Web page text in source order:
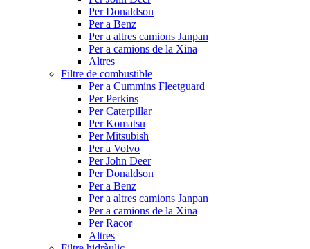
Per Donaldson
Per a Benz
Per a altres camions Janpan
Per a camions de la Xina
Altres
Filtre de combustible
Per a Cummins Fleetguard
Per Perkins
Per Caterpillar
Per Komatsu
Per Mitsubish
Per a Volvo
Per John Deer
Per Donaldson
Per a Benz
Per a altres camions Janpan
Per a camions de la Xina
Per Racor
Altres